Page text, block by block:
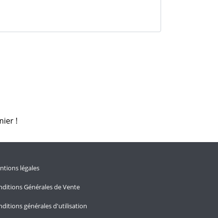
!
légales
Générales de Vente
générales d'utilisation